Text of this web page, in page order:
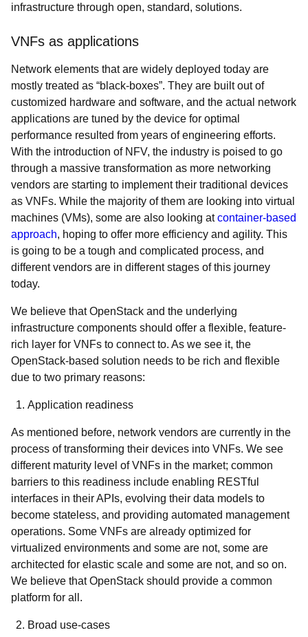
infrastructure through open, standard, solutions.
VNFs as applications
Network elements that are widely deployed today are
mostly treated as “black-boxes”. They are built out of
customized hardware and software, and the actual network
applications are tuned by the device for optimal
performance resulted from years of engineering efforts.
With the introduction of NFV, the industry is poised to go
through a massive transformation as more networking
vendors are starting to implement their traditional devices
as VNFs. While the majority of them are looking into virtual
machines (VMs), some are also looking atcontainer-based
approach, hoping to offer more efficiency and agility. This
is going to be a tough and complicated process, and
different vendors are in different stages of this journey
today.
We believe that OpenStack and the underlying
infrastructure components should offer a flexible, feature-
rich layer for VNFs to connect to. As we see it, the
OpenStack-based solution needs to be rich and flexible
due to two primary reasons:
Application readiness
As mentioned before, network vendors are currently in the
process of transforming their devices into VNFs. We see
different maturity level of VNFs in the market; common
barriers to this readiness include enabling RESTful
interfaces in their APIs, evolving their data models to
become stateless, and providing automated management
operations. Some VNFs are already optimized for
virtualized environments and some are not, some are
architected for elastic scale and some are not, and so on.
We believe that OpenStack should provide a common
platform for all.
Broad use-cases